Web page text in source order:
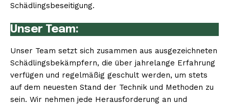
Schädlingsbeseitigung.
Unser Team:
Unser Team setzt sich zusammen aus ausgezeichneten
Schädlingsbekämpfern, die über jahrelange Erfahrung
verfügen und regelmäßig geschult werden, um stets
auf dem neuesten Stand der Technik und Methoden zu
sein. Wir nehmen jede Herausforderung an und